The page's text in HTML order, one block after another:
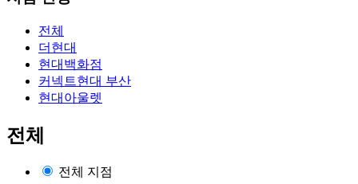
전체
더현대
현대백화점
커넥트현대 부산
현대아울렛
전체
전체 지점